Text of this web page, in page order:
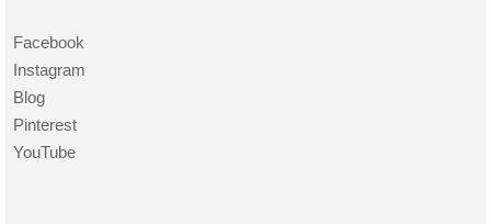
Facebook
Instagram
Blog
Pinterest
YouTube